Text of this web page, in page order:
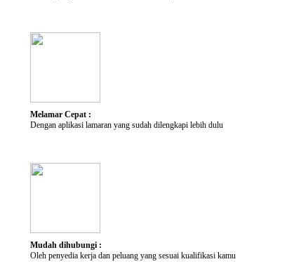
Karir yang Diminati
Melamar Cepat :
Dengan aplikasi lamaran yang sudah dilengkapi lebih dulu
Mudah dihubungi :
Oleh penyedia kerja dan peluang yang sesuai kualifikasi kamu